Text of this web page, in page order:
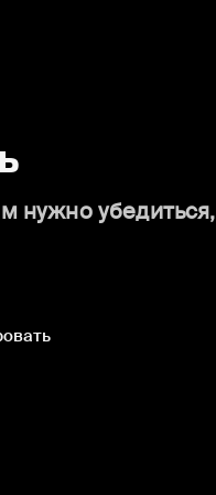
нужно убедиться,